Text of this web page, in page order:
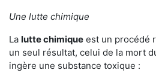
Une lutte chimique
La lutte chimique est un procédé
un seul résultat, celui de la mort
ingère une substance toxique :